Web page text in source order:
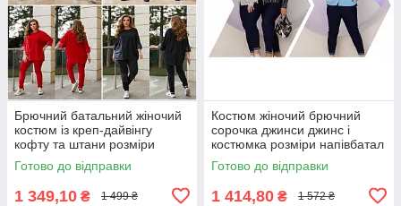
Брючний батальний жіночий
костюм із креп-дайвінгу
кофту та штани розміри
батал
Готово до відправки
1 349,10 ₴ 1 499 ₴
Костюм жіночий брючний
сорочка джинси джинс і
костюмка розміри напівбатал
та батал
Готово до відправки
1 414,80 ₴ 1 572 ₴